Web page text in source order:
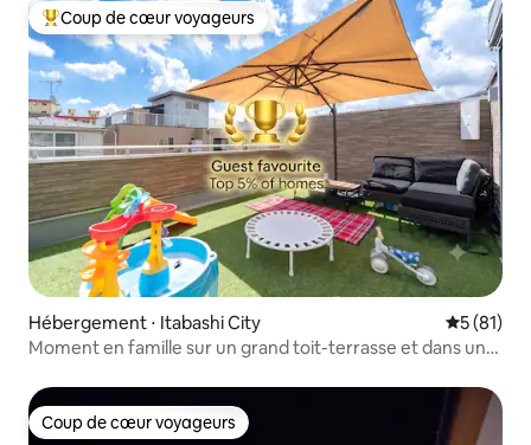
Coups de cœur voyageurs les plus appréciés
Coup de cœur voyageurs
Hébergement ⋅ Itabashi City
5 (81)
Moment en famille sur un grand toit-terrasse et dans un
Toit-terrasse
Coup de cœur voyageurs
Coup de cœur voyageurs